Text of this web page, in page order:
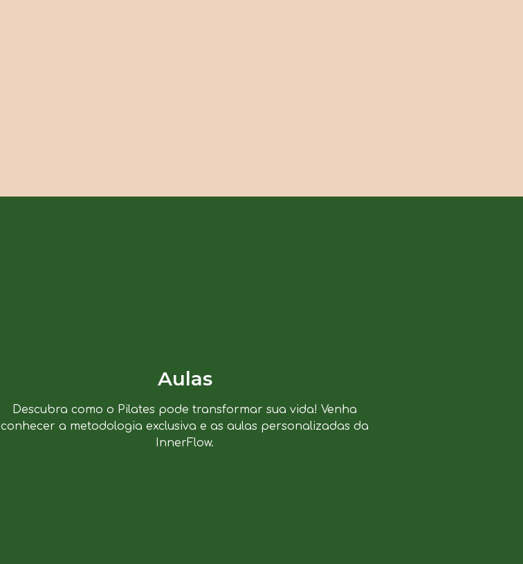
Aulas
Descubra como o Pilates pode transformar sua vida! Venha
conhecer a metodologia exclusiva e as aulas personalizadas da
InnerFlow.